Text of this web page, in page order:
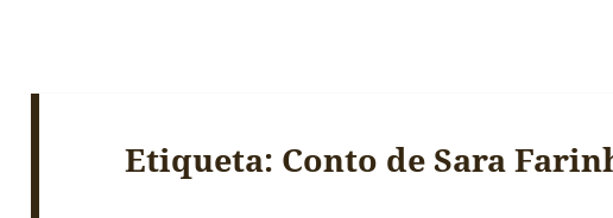
Etiqueta: Conto de Sara